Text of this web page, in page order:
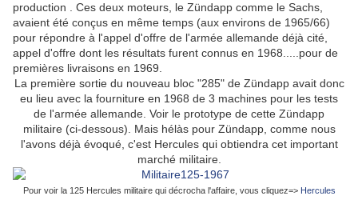
production . Ces deux moteurs, le Zündapp comme le Sachs,
avaient été conçus en même temps (aux environs de 1965/66)
pour répondre à l'appel d'offre de l'armée allemande déjà cité,
appel d'offre dont les résultats furent connus en 1968.....pour de
premières livraisons en 1969.
La première sortie du nouveau bloc "285" de Zündapp avait donc
eu lieu avec la fourniture en 1968 de 3 machines pour les tests
de l'armée allemande. Voir le prototype de cette Zündapp
militaire (ci-dessous). Mais hélàs pour Zündapp, comme nous
l'avons déjà évoqué, c'est Hercules qui obtiendra cet important
marché militaire.
Pour voir la 125 Hercules militaire qui décrocha l'affaire, vous cliquez=> Hercules